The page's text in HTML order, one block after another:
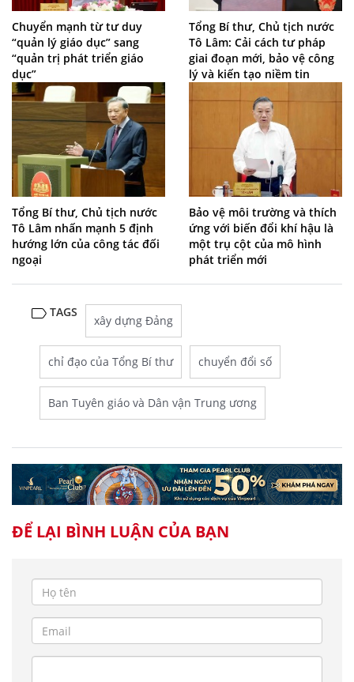
Chuyển mạnh từ tư duy
“quản lý giáo dục” sang
“quản trị phát triển giáo
dục”
Tổng Bí thư, Chủ tịch nước
Tô Lâm: Cải cách tư pháp
giai đoạn mới, bảo vệ công
lý và kiến tạo niềm tin
Tổng Bí thư, Chủ tịch nước
Tô Lâm nhấn mạnh 5 định
hướng lớn của công tác đối
ngoại
Bảo vệ môi trường và thích
ứng với biến đổi khí hậu là
một trụ cột của mô hình
phát triển mới
TAGS
xây dựng Đảng
chỉ đạo của Tổng Bí thư chuyển đổi số
Ban Tuyên giáo và Dân vận Trung ương
ĐỂ LẠI BÌNH LUẬN CỦA BẠN